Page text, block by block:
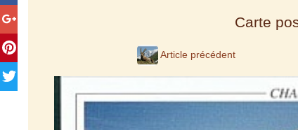
Carte
Article précédent